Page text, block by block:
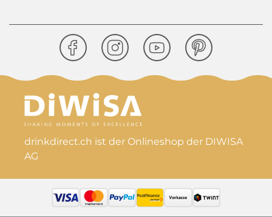
drinkdirect.ch ist der Onlineshop der DIWISA
AG